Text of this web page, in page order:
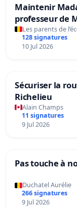
Maintenir
professeur de
Les parents de
128 signatures
10 Jul 2026
Sécuriser la
Richelieu
Alain Champs
11 signatures
9 Jul 2026
Pas touche à
Duchatel Aurélie
266 signatures
9 Jul 2026